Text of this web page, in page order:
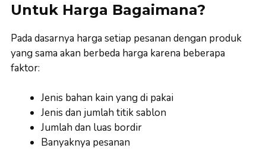
Untuk Harga Bagaimana?
Pada dasarnya harga setiap pesanan dengan produk
yang sama akan berbeda harga karena beberapa
faktor:
Jenis bahan kain yang di pakai
Jenis dan jumlah titik sablon
Jumlah dan luas bordir
Banyaknya pesanan